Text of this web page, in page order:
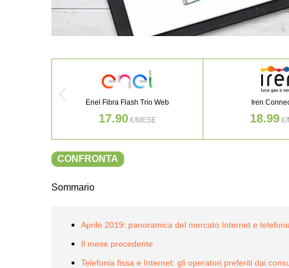
Enel Fibra Flash Trio Web
17.90 €/MESE
Iren
18.99 €/
CONFRONTA
Sommario
Aprile 2019: panoramica del mercato Internet e
Il mese precedente
Telefonia fissa e Internet: gli operatori preferiti dai